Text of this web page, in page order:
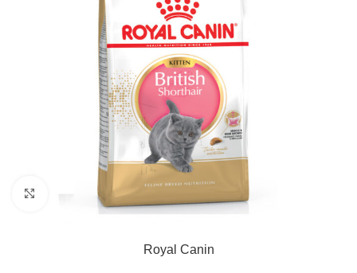
Нажмите, чтобы увеличить
Royal Canin